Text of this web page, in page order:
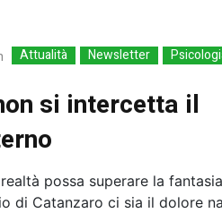
Attualità Newsletter
si intercetta il
possa superare la
di Catanzaro ci sia il dolore